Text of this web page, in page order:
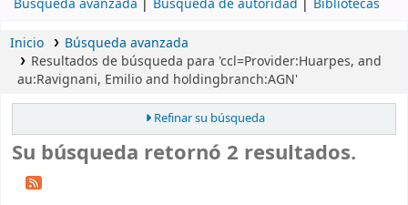
Inicio
Búsqueda avanzada
Resultados de búsqueda para 'ccl=Provider:Huarpes, and
au:Ravignani, Emilio and holdingbranch:AGN'
Refinar su búsqueda
Su búsqueda retornó 2 resultados.